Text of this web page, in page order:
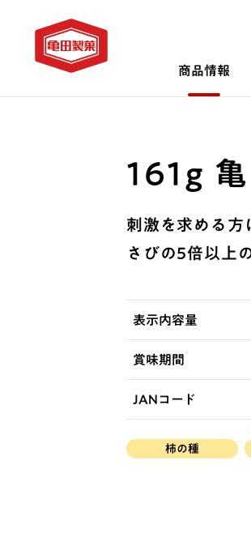
商品情報
161g
刺激を求める方
さびの5倍以上
表示内容量
賞味期間
JANコード
柿の種